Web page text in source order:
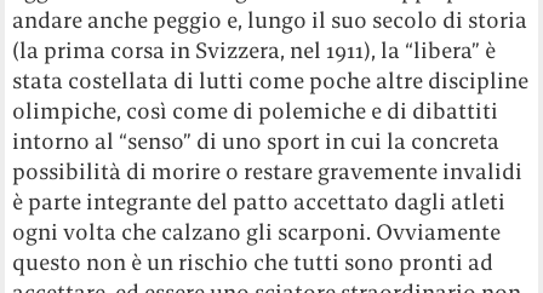
andare anche peggio e, lungo il suo secolo di storia
(la prima corsa in Svizzera, nel 1911), la “libera” è
stata costellata di lutti come poche altre discipline
olimpiche, così come di polemiche e di dibattiti
intorno al “senso” di uno sport in cui la concreta
possibilità di morire o restare gravemente invalidi
è parte integrante del patto accettato dagli atleti
ogni volta che calzano gli scarponi. Ovviamente
questo non è un rischio che tutti sono pronti ad